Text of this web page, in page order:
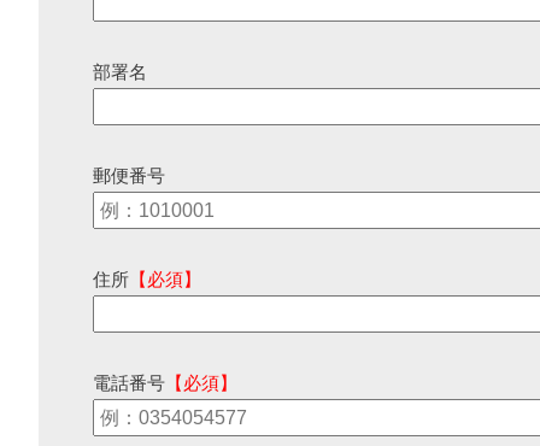
部署名
郵便番号
住所 【必須】
電話番号 【必須】